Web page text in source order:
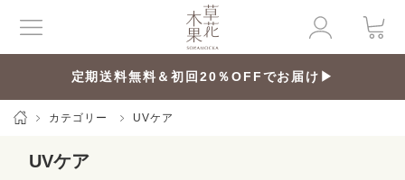
定期送料無料＆初回20％OFFでお届け▶
カテゴリー UVケア
UVケア